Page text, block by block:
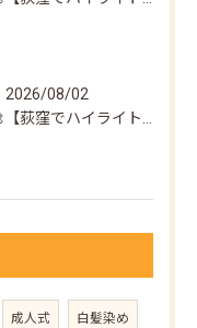
2026/08/02
成人式 白髪染め